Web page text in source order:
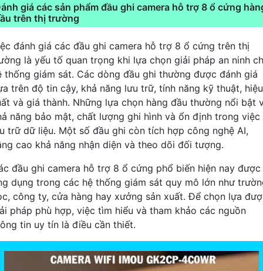
giá các sản phẩm đầu ghi camera hỗ trợ 8 ổ cứng
trên thị trường
đánh giá các đầu ghi camera hỗ trợ 8 ổ cứng trên thị
là yếu tố quan trọng khi lựa chọn giải pháp an ninh
thống giám sát. Các dòng đầu ghi thường được đánh giá
trên độ tin cậy, khả năng lưu trữ, tính năng kỹ thuật, hiệu
và giá thành. Những lựa chọn hàng đầu thường nổi bật
năng bảo mật, chất lượng ghi hình và ổn định trong việc
trữ dữ liệu. Một số đầu ghi còn tích hợp công nghệ AI,
cao khả năng nhận diện và theo dõi đối tượng.
đầu ghi camera hỗ trợ 8 ổ cứng phổ biến hiện nay được
dụng trong các hệ thống giám sát quy mô lớn như
công ty, cửa hàng hay xưởng sản xuất. Để chọn lựa
pháp phù hợp, việc tìm hiểu và tham khảo các nguồn
tin uy tín là điều cần thiết.